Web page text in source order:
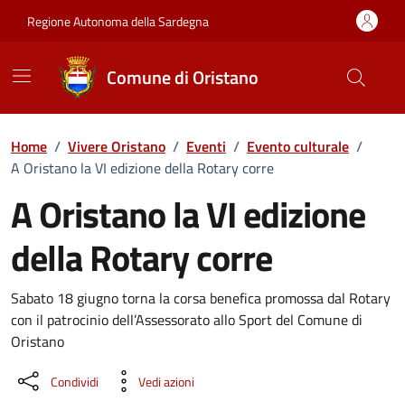
Regione Autonoma della Sardegna
Comune di Oristano
Home / Vivere Oristano / Eventi / Evento culturale /
A Oristano la VI edizione della Rotary corre
A Oristano la VI edizione
della Rotary corre
Dettaglio dell'evento
Sabato 18 giugno torna la corsa benefica promossa dal Rotary
con il patrocinio dell’Assessorato allo Sport del Comune di
Oristano
Condividi Vedi azioni